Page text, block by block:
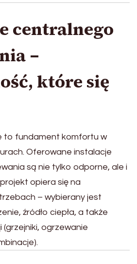
centralnego
–
które się
to fundament komfortu w
Oferowane instalacje
są nie tylko odporne, ale i
opiera się na
– wybierany jest
źródło ciepła, a także
ogrzewanie